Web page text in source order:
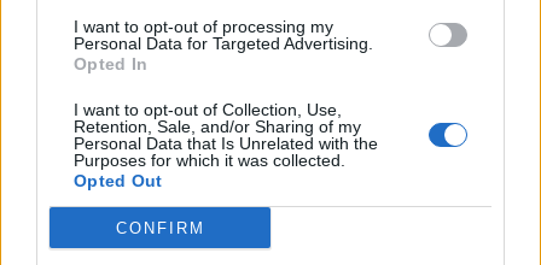
I want to opt-out of processing my
Personal Data for Targeted Advertising.
Opted In
I want to opt-out of Collection, Use,
Retention, Sale, and/or Sharing of my
Personal Data that Is Unrelated with the
Purposes for which it was collected.
Opted Out
CONFIRM
Vykradených aut na Příbramsku přibylo.
Policie připomíná: Auto není trezor
Každý sedmý řidič měl problém. Policie
při víkendové akci na Příbramsku odhalila
30 přestupků
Čtvrtina řidičů při kontrole na Příbramsku